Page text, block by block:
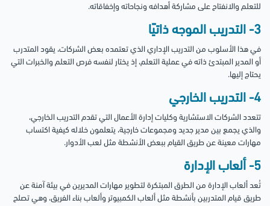
للتعلم والانفتاح على مشاركة أهدافه ونجاحاته وإخفاقاته.
3- التدريب الموجه ذاتيًا
في هذا الأسلوب من التدريب الإداري الذي تعتمده بعض الشركات، يقود المتدرب
أو المدير المبتدئ ذاته في عملية التعلم، إذ يختار لنفسه فرص التعلم والخبرات التي
يحتاج إليها.
4- التدريب الخارجي
تتعدد الشركات الاستشارية وكليات إدارة الأعمال التي تقدم التدريب الخارجي،
والذي يجمع بين مدير جديد ومجموعات خارجية، يتعلمون خلاله كيفية اكتساب
مهارات معينة عن طريق القيام ببعض الأنشطة مثل لعب الأدوار.
5- ألعاب الإدارة
تُعد ألعاب الإدارة من الطرق المبتكرة لتطوير مهارات المديرين في بيئة آمنة عن
طريق قيام المتدربين بأنشطة مثل ألعاب الكمبيوتر وألعاب بناء الفريق، وهي تصلح